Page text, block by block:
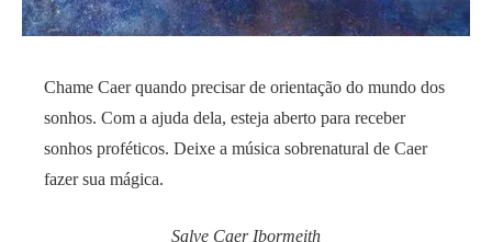
Chame Caer quando precisar de orientação do mundo dos
sonhos. Com a ajuda dela, esteja aberto para receber
sonhos proféticos. Deixe a música sobrenatural de Caer
fazer sua mágica.
Salve Caer Ibormeith